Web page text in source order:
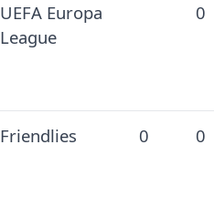
UEFA Europa
League
0
Friendlies 0 0